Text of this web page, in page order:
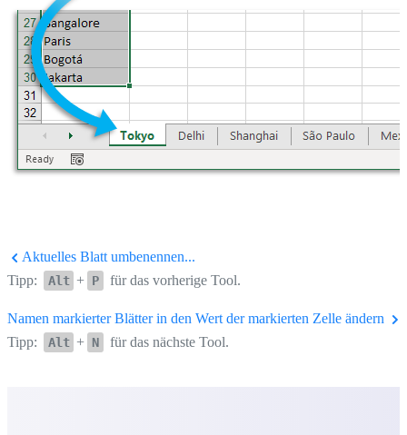
Aktuelles Blatt umbenennen...
Tipp:
Alt + P für das vorherige Tool.
Namen markierter Blätter in den Wert der markierten Zelle ändern
Tipp:
Alt + N für das nächste Tool.